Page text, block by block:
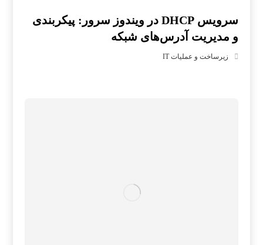
سرویس DHCP در ویندوز سرور: پیکربندی
و مدیریت آدرس‌های شبکه
زیرساخت و عملیات IT